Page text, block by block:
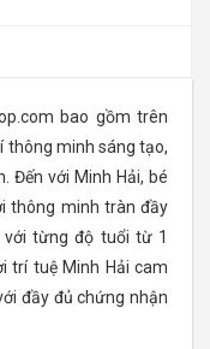
bao gồm trên
thông minh sáng tạo,
Đến với Minh Hải, bé
thông minh tràn đầy
từng độ tuổi từ 1
trí tuệ Minh Hải cam
đầy đủ chứng nhận